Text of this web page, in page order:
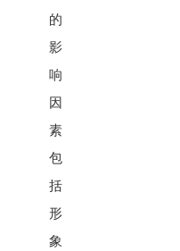
的
影
响
因
素
包
括
形
象